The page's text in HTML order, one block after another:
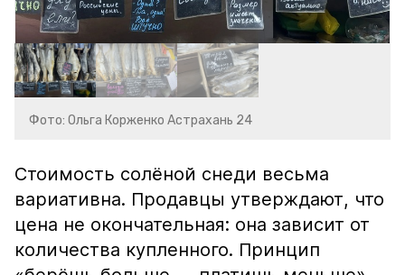
Фото: Ольга Корженко Астрахань 24
Стоимость солёной снеди весьма
вариативна. Продавцы утверждают, что
цена не окончательная: она зависит от
количества купленного. Принцип